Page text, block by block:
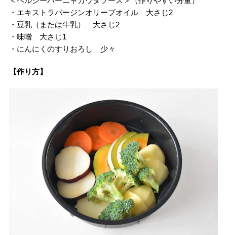
・エキストラバージンオリーブオイル 大さじ2
・豆乳（または牛乳） 大さじ2
・味噌 大さじ1
・にんにくのすりおろし 少々
【作り方】